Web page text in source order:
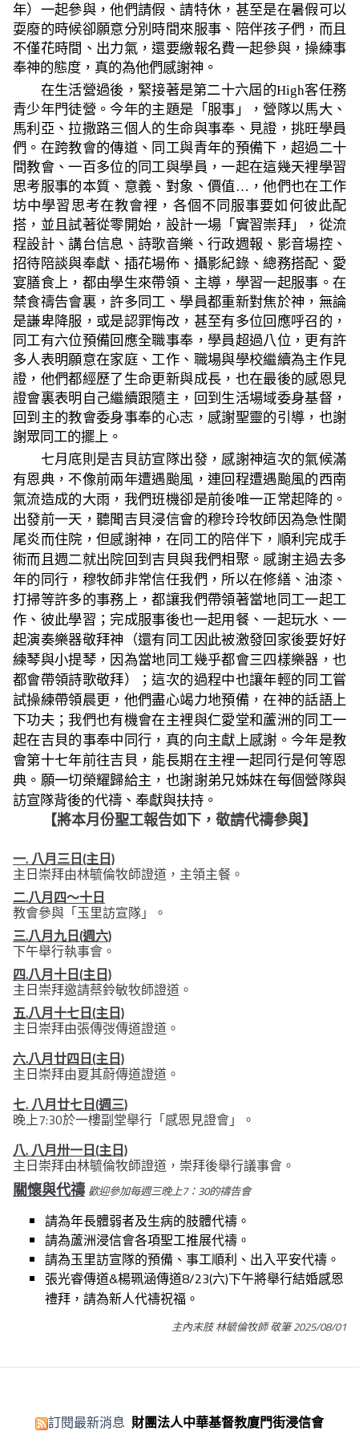
年）一起參與，他們請假、請特休，甚至是在暑假可以
耍廢的時候卻願意分別時間來服事、陪伴孩子們，而且
不僅花時間、出力氣，還要繳報名費一起參與，操練事
奉神的態度，真的為他們感謝神。
在生活營過後，緊接著是第二十六屆的High客任務
青少年門徒營。今年的主題是「服事」，營隊以馬大、
馬利亞、拉撒路三個人的生命與事奉、見證，挑旺學員
們。在跨教會的傳道、同工與青年的預備下，超過二十
間教會、一百多位的同工與學員，一起在這幾天裡學習
思考服事的本質、意義、對象、價值…，他們也在工作
坊中學習思考在教會裡，各個不同服事要如何彼此配
搭，並且試著從零開始，設計一場「實習崇拜」，從流
程設計、講台信息、詩歌音樂、行政週報、影音場控、
招待陪談與奉獻、插花場佈、攝影紀錄、總務搭配、愛
宴膳食上，都由學生來帶領、主導，學習一起服事。在
禁食禱告會裏，許多同工、學員都重新對焦於神，無論
是謙卑降服，或是認罪悔改，甚至有多位回應呼召的，
同工有六位預備回應全職事奉，學員超過八位，更有許
多人表明願意在家庭、工作、職場與學校繼續為主作見
證，他們都經歷了生命更新與成長，也在最後的感恩見
證會裏表明自己繼續跟隨主，回到生活場域委身基督，
回到主的教會委身事奉的心志，感謝聖靈的引導，也謝
謝眾同工的擺上。
七月底則是吉貝訪宣隊出發，感謝神這次的氣候滿
有恩典，不像前兩年遭遇颱風，連回程遭遇颱風的西南
氣流造成的大雨，我們班機卻是前後唯一正常起降的。
出發前一天，聽聞吉貝浸信會的穆玲玲牧師因為急性闌
尾炎而住院，但感謝神，在同工的陪伴下，順利完成手
術而且週二就出院回到吉貝與我們相聚。感謝主過去多
年的同行，穆牧師非常信任我們，所以在修繕、油漆、
打掃等許多的事務上，都讓我們帶領著當地同工一起工
作、彼此學習；完成服事後也一起用餐、一起玩水、一
起演奏樂器敬拜神（還有同工因此被激發回家後要好好
練琴與小提琴，因為當地同工幾乎都會三四樣樂器，也
都會帶領詩歌敬拜）；這次的過程中也讓年輕的同工嘗
試操練帶領晨更，他們盡心竭力地預備，在神的話語上
下功夫；我們也有機會在主裡與仁愛堂和蘆洲的同工一
起在吉貝的事奉中同行，真的向主獻上感謝。今年是教
會第十七年前往吉貝，能長期在主裡一起同行是何等恩
典。願一切榮耀歸給主，也謝謝弟兄姊妹在每個營隊與
訪宣隊背後的代禱、奉獻與扶持。
【將本月份聖工報告如下，敬請代禱參與】
一. 八月三日(主日)
主日崇拜由林毓倫牧師證道，主領主餐。
二.八月四～十日
教會參與「玉里訪宣隊」。
三.八月九日(週六)
下午舉行執事會。
四.八月十日(主日)
主日崇拜邀請蔡鈴敏牧師證道。
五.八月十七日(主日)
主日崇拜由張傳弢傳道證道。
六.八月廿四日(主日)
主日崇拜由夏其蔚傳道證道。
七. 八月廿七日(週三)
晚上7:30於一樓副堂舉行「感恩見證會」。
八. 八月卅一日(主日)
主日崇拜由林毓倫牧師證道，崇拜後舉行議事會。
關懷與代禱 歡迎參加每週三晚上7：30的禱告會
請為年長體弱者及生病的肢體代禱。
請為蘆洲浸信會各項聖工推展代禱。
請為玉里訪宣隊的預備、事工順利、出入平安代禱。
張光睿傳道&楊珮涵傳道8/23(六)下午將舉行結婚感恩
禮拜，請為新人代禱祝福。
主內末肢 林毓倫牧師 敬筆 2025/08/01
訂閱最新消息 財團法人中華基督教廈門街浸信會